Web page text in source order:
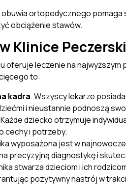
ortopedycznego pomaga
obciążenie stawów.
Klinice
oferuje leczenie na najwyższym
to:
kadra. Wszyscy lekarze
i nieustannie podnoszą
Każde dziecko otrzymuje
cechy i potrzeby.
wyposażona jest w
precyzyjną diagnostykę i
stwarza dzieciom i ich
pozytywny nastrój w